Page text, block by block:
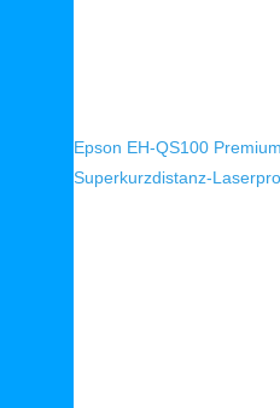
Epson EH-QS100
Superkurzdistanz-